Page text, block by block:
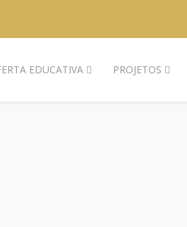
EDUCATIVA PROJETOS